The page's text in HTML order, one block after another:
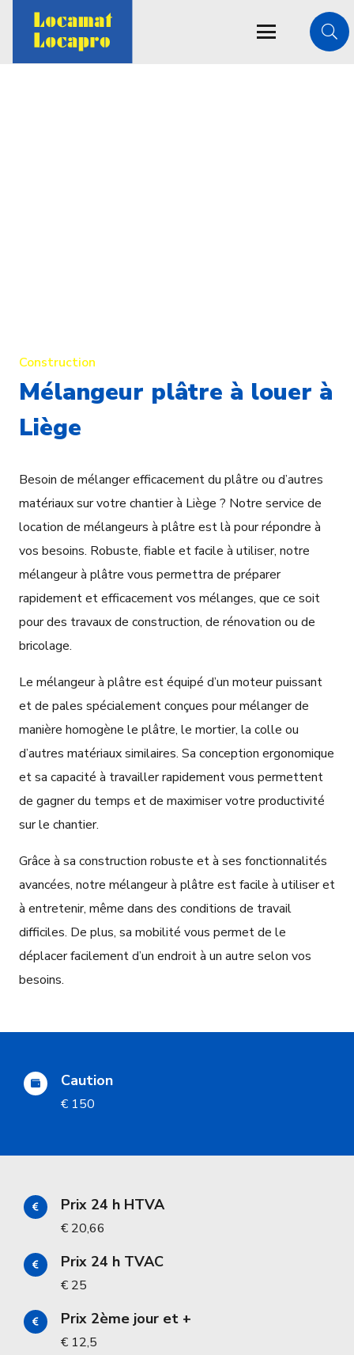
Construction
Mélangeur plâtre à louer à
Liège
Besoin de mélanger efficacement du plâtre ou d’autres
matériaux sur votre chantier à Liège ? Notre service de
location de mélangeurs à plâtre est là pour répondre à
vos besoins. Robuste, fiable et facile à utiliser, notre
mélangeur à plâtre vous permettra de préparer
rapidement et efficacement vos mélanges, que ce soit
pour des travaux de construction, de rénovation ou de
bricolage.
Le mélangeur à plâtre est équipé d’un moteur puissant
et de pales spécialement conçues pour mélanger de
manière homogène le plâtre, le mortier, la colle ou
d’autres matériaux similaires. Sa conception ergonomique
et sa capacité à travailler rapidement vous permettent
de gagner du temps et de maximiser votre productivité
sur le chantier.
Grâce à sa construction robuste et à ses fonctionnalités
avancées, notre mélangeur à plâtre est facile à utiliser et
à entretenir, même dans des conditions de travail
difficiles. De plus, sa mobilité vous permet de le
déplacer facilement d’un endroit à un autre selon vos
besoins.
Caution
€ 150
Prix 24 h HTVA
€ 20,66
Prix 24 h TVAC
€ 25
Prix 2ème jour et +
€ 12,5